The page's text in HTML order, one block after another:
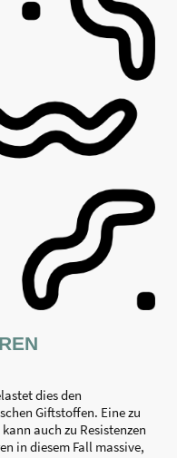
dies den
Giftstoffen. Eine zu
auch zu Resistenzen
in diesem Fall massive,